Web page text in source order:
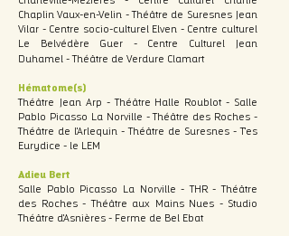
Chaplin Vaux-en-Velin - Théâtre de Suresnes Jean
Vilar - Centre socio-culturel Elven - Centre culturel
Le Belvédère Guer - Centre Culturel Jean
Duhamel - Théâtre de Verdure Clamart
Hématome(s)
Théâtre Jean Arp - Théâtre Halle Roublot - Salle
Pablo Picasso La Norville - Théâtre des Roches -
Théâtre de l'Arlequin - Théâtre de Suresnes - T'es
Eurydice - le LEM
Adieu Bert
Salle Pablo Picasso La Norville - THR - Théâtre
des Roches - Théâtre aux Mains Nues - Studio
Théâtre d'Asnières - Ferme de Bel Ebat